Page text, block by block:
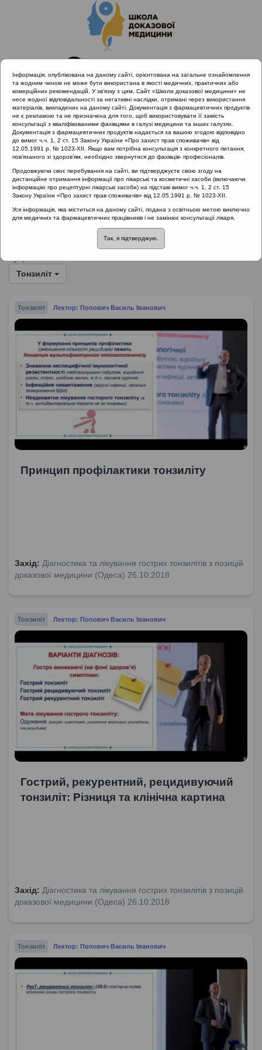
Головна
Проведені заходи
Діагностика та лікування гострих тонзилітів з позицій
доказової медицини (Одеса) 26.10.2018
Діагностика та лікування гострих
тонзилітів з позицій доказової
медицини (Одеса) 26.10.2018::
Тонзиліт
Тонзиліт Лектор: Попович Василь Іванович
Принцип профілактики тонзиліту
Захід: Діагностика та лікування гострих тонзилітів з позицій
доказової медицини (Одеса) 26.10.2018
Тонзиліт Лектор: Попович Василь Іванович
Гострий, рекурентний, рецидивуючий
тонзиліт: Різниця та клінічна картина
Захід: Діагностика та лікування гострих тонзилітів з позицій
доказової медицини (Одеса) 26.10.2018
Тонзиліт Лектор: Попович Василь Іванович
Інформація, опублікована на даному сайті, орієнтована на загальне ознайомлення
та жодним чином не може бути використана в якості медичних, практичних або
комерційних рекомендацій. У зв’язку з цим, Сайт «Школи доказової медицини» не
несе жодної відповідальності за негативні наслідки, отримані через використання
матеріалів, викладених на даному сайті. Документація з фармацевтичних продуктів
не є рекламою та не призначена для того, щоб використовувати її замість
консультації з кваліфікованими фахівцями в галузі медицини та інших галузях.
Документація з фармацевтичних продуктів надається за вашою згодою відповідно
до вимог ч.ч. 1, 2 ст. 15 Закону України «Про захист прав споживачів» від
12.05.1991 р. № 1023-XII. Якщо вам потрібна консультація з конкретного питання,
пов’язаного зі здоров’ям, необхідно звернутися до фахівців- професіоналів.
Продовжуючи своє перебування на сайті, ви підтверджуєте свою згоду на
дистанційне отримання інформації про лікарські та косметичні засоби (включаючи
інформацію про рецептурні лікарські засоби) на підставі вимог ч.ч. 1, 2 ст. 15
Закону України «Про захист прав споживачів» від 12.05.1991 р. № 1023-XII.
Уся інформація, яка міститься на даному сайті, подана з освітньою метою виключно
для медичних та фармацевтичних працівників і не замінює консультації лікаря.
Так, я підтверджую.